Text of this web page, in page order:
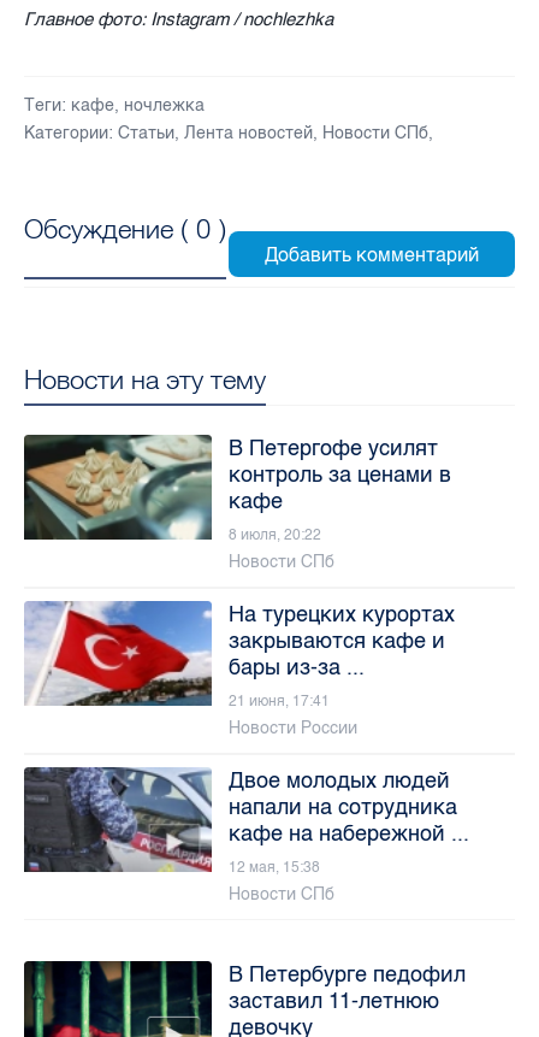
Главное фото: Instagram / nochlezhka
Теги: кафе, ночлежка
Категории: Статьи, Лента новостей, Новости СПб,
Обсуждение ( 0 )
Новости на эту тему
В Петергофе усилят
контроль за ценами в
кафе
8 июля, 20:22
Новости СПб
На турецких курортах
закрываются кафе и
бары из-за ...
21 июня, 17:41
Новости России
Двое молодых людей
напали на сотрудника
кафе на набережной ...
12 мая, 15:38
Новости СПб
В Петербурге педофил
заставил 11-летнюю
девочку